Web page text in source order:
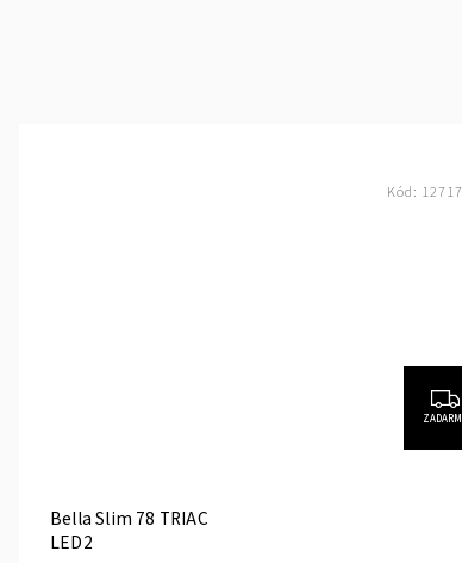
Bella Slim 78 TRIAC
LED2
Kód: